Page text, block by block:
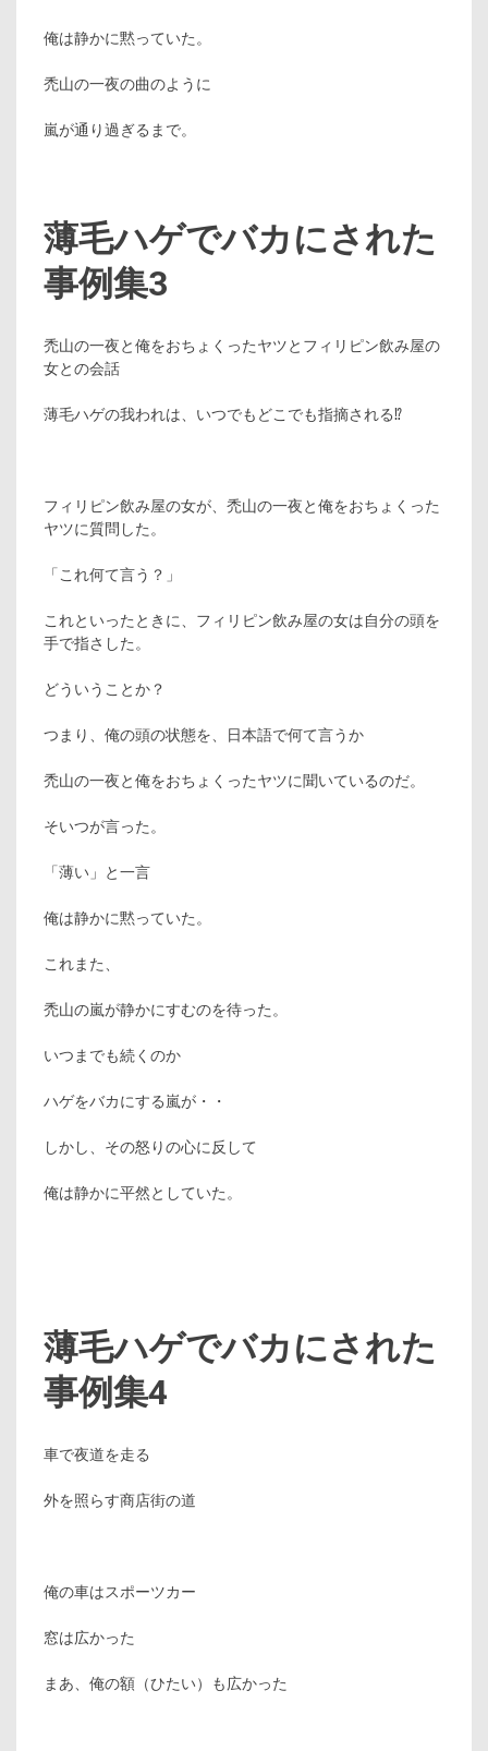
俺は静かに黙っていた。
禿山の一夜の曲のように
嵐が通り過ぎるまで。
薄毛ハゲでバカにされた
事例集3
禿山の一夜と俺をおちょくったヤツとフィリピン飲み屋の
女との会話
薄毛ハゲの我われは、いつでもどこでも指摘される⁉
フィリピン飲み屋の女が、禿山の一夜と俺をおちょくった
ヤツに質問した。
「これ何て言う？」
これといったときに、フィリピン飲み屋の女は自分の頭を
手で指さした。
どういうことか？
つまり、俺の頭の状態を、日本語で何て言うか
禿山の一夜と俺をおちょくったヤツに聞いているのだ。
そいつが言った。
「薄い」と一言
俺は静かに黙っていた。
これまた、
禿山の嵐が静かにすむのを待った。
いつまでも続くのか
ハゲをバカにする嵐が・・
しかし、その怒りの心に反して
俺は静かに平然としていた。
薄毛ハゲでバカにされた
事例集4
車で夜道を走る
外を照らす商店街の道
俺の車はスポーツカー
窓は広かった
まあ、俺の額（ひたい）も広かった